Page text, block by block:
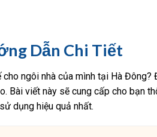
Dẫn Chi Tiết
ngôi nhà của mình tại Hà
Bài viết này sẽ cung cấp cho bạn
dụng hiệu quả nhất.